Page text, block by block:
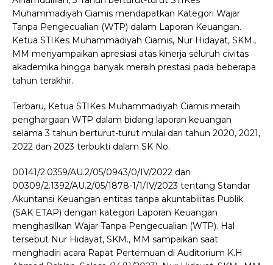
Muhammadiyah Ciamis mendapatkan Kategori Wajar
Tanpa Pengecualian (WTP) dalam Laporan Keuangan.
Ketua STIKes Muhammadiyah Ciamis, Nur Hidayat, SKM.,
MM menyampaikan apresiasi atas kinerja seluruh civitas
akademika hingga banyak meraih prestasi pada beberapa
tahun terakhir.
Terbaru, Ketua STIKes Muhammadiyah Ciamis meraih
penghargaan WTP dalam bidang laporan keuangan
selama 3 tahun berturut-turut mulai dari tahun 2020, 2021,
2022 dan 2023 terbukti dalam SK No.
00141/2.0359/AU.2/05/0943/0/IV/2022 dan
00309/2.1392/AU.2/05/1878-1/1/IV/2023 tentang Standar
Akuntansi Keuangan entitas tanpa akuntabilitas Publik
(SAK ETAP) dengan kategori Laporan Keuangan
menghasilkan Wajar Tanpa Pengecualian (WTP). Hal
tersebut Nur Hidayat, SKM., MM sampaikan saat
menghadiri acara Rapat Pertemuan di Auditorium K.H